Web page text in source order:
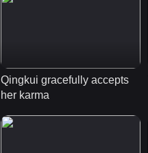
Qingkui gracefully accepts
her karma